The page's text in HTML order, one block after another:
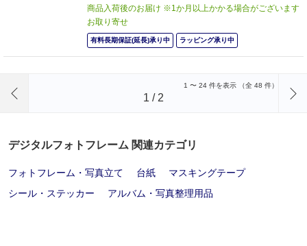
商品入荷後のお届け ※1か月以上かかる場合がございます
お取り寄せ
有料長期保証(延長)承り中 ラッピング承り中
1 〜 24 件を表示 （全 48 件）
1 / 2
デジタルフォトフレーム 関連カテゴリ
フォトフレーム・写真立て 台紙
マスキングテープ
シール・ステッカー
アルバム・写真整理用品